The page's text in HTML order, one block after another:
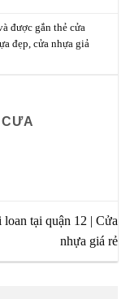
được gắn thẻcửa
đẹp ,cửa nhựa giả
CƯA
loan tại quận 12 | Cửa
nhựa giá rẻ